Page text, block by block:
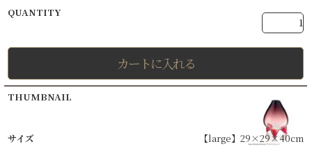
カートに入れる
【large】29×29×40cm